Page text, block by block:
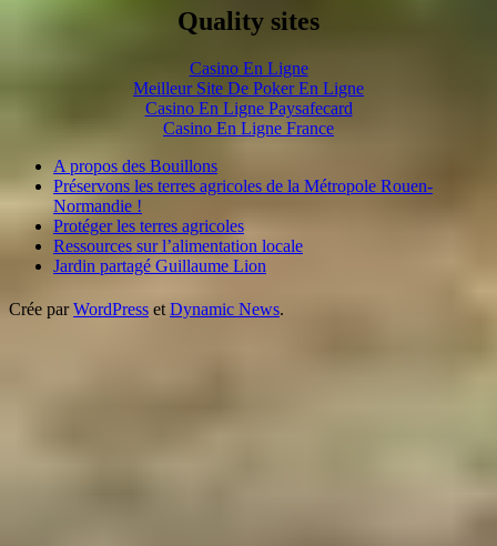
Quality sites
Casino En Ligne
Meilleur Site De Poker En Ligne
Casino En Ligne Paysafecard
Casino En Ligne France
A propos des Bouillons
Préservons les terres agricoles de la Métropole Rouen-
Normandie !
Protéger les terres agricoles
Ressources sur l’alimentation locale
Jardin partagé Guillaume Lion
Crée parWordPress etDynamic News.